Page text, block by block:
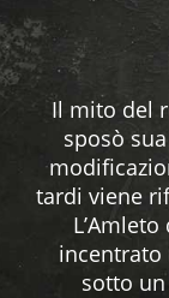
Il mito del
sposò
tardi viene
incentrato
sotto